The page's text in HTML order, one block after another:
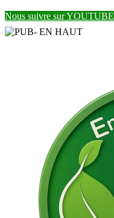
Nous suivre sur YOUTUBE